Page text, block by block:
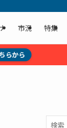
市況 特集
らから